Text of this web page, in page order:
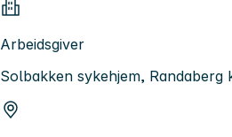
Arbeidsgiver
Solbakken sykehjem, Randaberg